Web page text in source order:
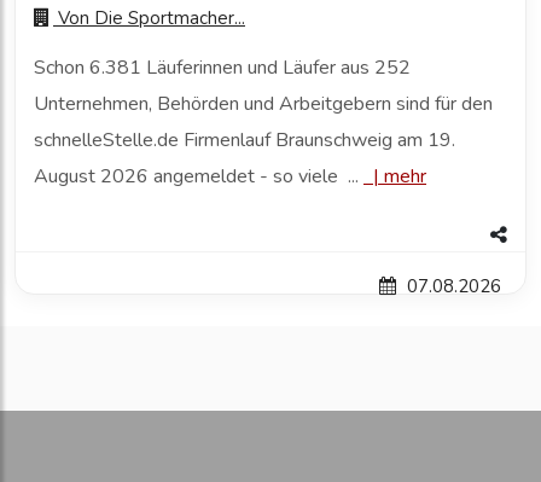
Von Die Sportmacher...
Schon 6.381 Läuferinnen und Läufer aus 252
Unternehmen, Behörden und Arbeitgebern sind für den
schnelleStelle.de Firmenlauf Braunschweig am 19.
August 2026 angemeldet - so viele ...
| mehr
07.08.2026